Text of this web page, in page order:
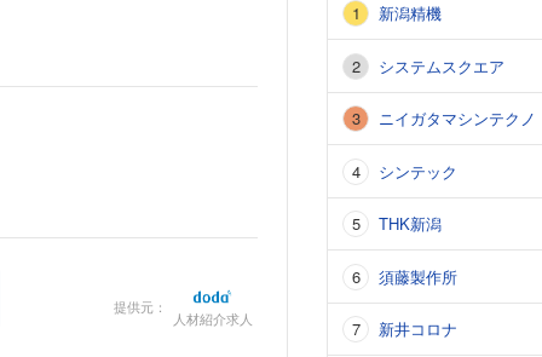
提供元：
人材紹介求人
新潟精機
システムスクエア
ニイガタマシンテクノ
シンテック
THK新潟
須藤製作所
新井コロナ